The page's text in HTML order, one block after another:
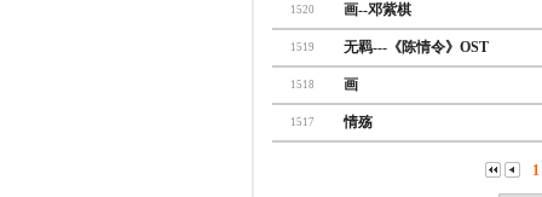
1520 画--邓紫棋
1519 无羁---《陈情令》OST
1518 画
1517 情殇